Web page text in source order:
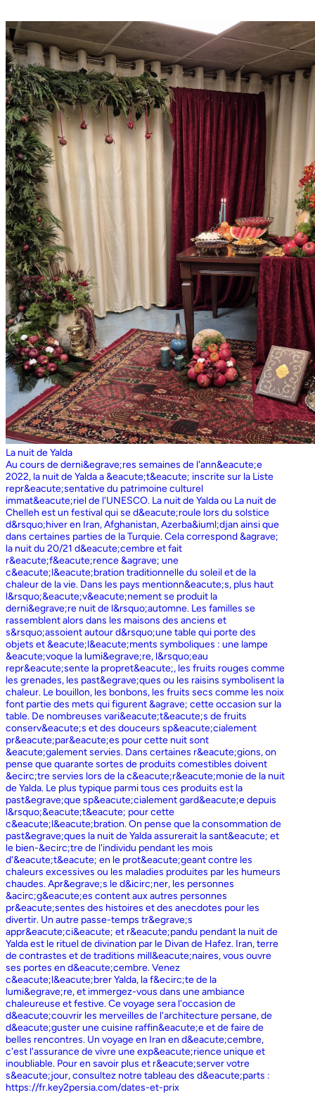
La nuit de Yalda
Au cours de derni&egrave;res semaines de l'ann&eacute;e
2022, la nuit de Yalda a &eacute;t&eacute; inscrite sur la Liste
repr&eacute;sentative du patrimoine culturel
immat&eacute;riel de l'UNESCO. La nuit de Yalda ou La nuit de
Chelleh est un festival qui se d&eacute;roule lors du solstice
d&rsquo;hiver en Iran, Afghanistan, Azerba&iuml;djan ainsi que
dans certaines parties de la Turquie. Cela correspond &agrave;
la nuit du 20/21 d&eacute;cembre et fait
r&eacute;f&eacute;rence &agrave; une
c&eacute;l&eacute;bration traditionnelle du soleil et de la
chaleur de la vie. Dans les pays mentionn&eacute;s, plus haut
l&rsquo;&eacute;v&eacute;nement se produit la
derni&egrave;re nuit de l&rsquo;automne. Les familles se
rassemblent alors dans les maisons des anciens et
s&rsquo;assoient autour d&rsquo;une table qui porte des
objets et &eacute;l&eacute;ments symboliques : une lampe
&eacute;voque la lumi&egrave;re, l&rsquo;eau
repr&eacute;sente la propret&eacute;, les fruits rouges comme
les grenades, les past&egrave;ques ou les raisins symbolisent la
chaleur. Le bouillon, les bonbons, les fruits secs comme les noix
font partie des mets qui figurent &agrave; cette occasion sur la
table. De nombreuses vari&eacute;t&eacute;s de fruits
conserv&eacute;s et des douceurs sp&eacute;cialement
pr&eacute;par&eacute;es pour cette nuit sont
&eacute;galement servies. Dans certaines r&eacute;gions, on
pense que quarante sortes de produits comestibles doivent
&ecirc;tre servies lors de la c&eacute;r&eacute;monie de la nuit
de Yalda. Le plus typique parmi tous ces produits est la
past&egrave;que sp&eacute;cialement gard&eacute;e depuis
l&rsquo;&eacute;t&eacute; pour cette
c&eacute;l&eacute;bration. On pense que la consommation de
past&egrave;ques la nuit de Yalda assurerait la sant&eacute; et
le bien-&ecirc;tre de l'individu pendant les mois
d'&eacute;t&eacute; en le prot&eacute;geant contre les
chaleurs excessives ou les maladies produites par les humeurs
chaudes. Apr&egrave;s le d&icirc;ner, les personnes
&acirc;g&eacute;es content aux autres personnes
pr&eacute;sentes des histoires et des anecdotes pour les
divertir. Un autre passe-temps tr&egrave;s
appr&eacute;ci&eacute; et r&eacute;pandu pendant la nuit de
Yalda est le rituel de divination par le Divan de Hafez. Iran, terre
de contrastes et de traditions mill&eacute;naires, vous ouvre
ses portes en d&eacute;cembre. Venez
c&eacute;l&eacute;brer Yalda, la f&ecirc;te de la
lumi&egrave;re, et immergez-vous dans une ambiance
chaleureuse et festive. Ce voyage sera l'occasion de
d&eacute;couvrir les merveilles de l'architecture persane, de
d&eacute;guster une cuisine raffin&eacute;e et de faire de
belles rencontres. Un voyage en Iran en d&eacute;cembre,
c'est l'assurance de vivre une exp&eacute;rience unique et
inoubliable. Pour en savoir plus et r&eacute;server votre
s&eacute;jour, consultez notre tableau des d&eacute;parts :
https://fr.key2persia.com/dates-et-prix